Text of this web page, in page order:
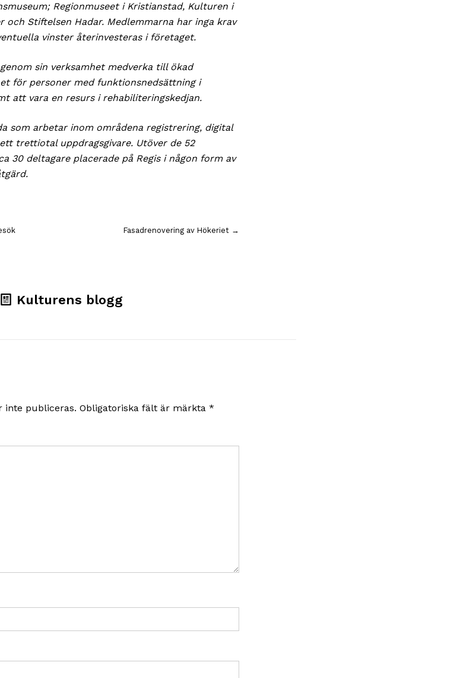
Regionmuseet i Kristianstad, Kulturen i
och Stiftelsen Hadar. Medlemmarna har inga krav
vinster återinvesteras i företaget.
sin verksamhet medverka till ökad
för personer med funktionsnedsättning i
att vara en resurs i rehabiliteringskedjan.
som arbetar inom områdena registrering, digital
trettiotal uppdragsgivare. Utöver de 52
30 deltagare placerade på Regis i någon form av
Fasadrenovering av Hökeriet →
Kulturens blogg
inte publiceras. Obligatoriska fält är märkta *